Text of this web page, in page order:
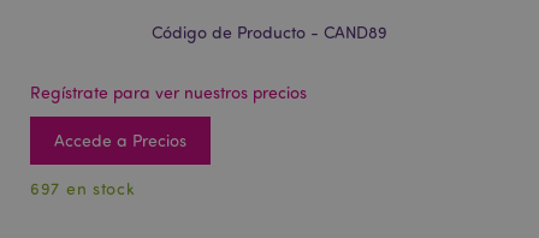
Código de Producto - CAND89
Regístrate para ver nuestros precios
Accede a Precios
697 en stock